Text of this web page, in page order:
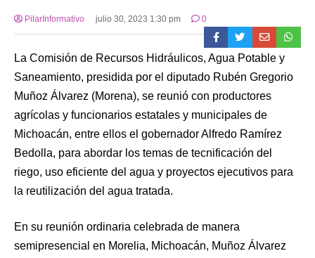
PilarInformativo julio 30, 2023 1:30 pm 0
La Comisión de Recursos Hidráulicos, Agua Potable y
Saneamiento, presidida por el diputado Rubén Gregorio
Muñoz Álvarez (Morena), se reunió con productores
agrícolas y funcionarios estatales y municipales de
Michoacán, entre ellos el gobernador Alfredo Ramírez
Bedolla, para abordar los temas de tecnificación del
riego, uso eficiente del agua y proyectos ejecutivos para
la reutilización del agua tratada.
En su reunión ordinaria celebrada de manera
semipresencial en Morelia, Michoacán, Muñoz Álvarez